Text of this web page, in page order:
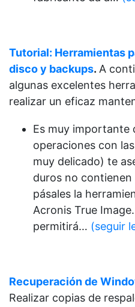
Tutorial: Herramientas
disco y backups. A
algunas excelentes
realizar un eficaz
Es muy importante
operaciones con
muy delicado) te
duros no contienen
pásales la
Acronis True
permitirá… (seguir
Recuperación de
Realizar copias de